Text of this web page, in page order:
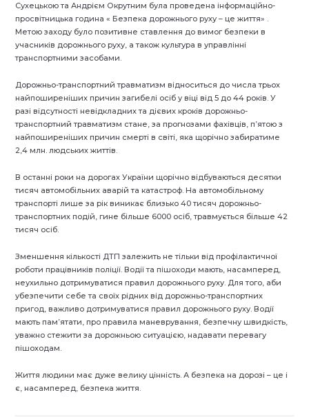
Сухецькою та Андрієм Окрутним була проведена інформаційно-
просвітницька година « Безпека дорожнього руху – це життя» .
Метою заходу було позитивне ставлення до вимог безпеки в
учасників дорожнього руху, а також культура в управлінні
транспортними засобами.
Дорожньо-транспортний травматизм відноситься до числа трьох
найпоширеніших причин загибелі осіб у віці від 5 до 44 років. У
разі відсутності невідкладних та дієвих кроків дорожньо-
транспортний травматизм стане, за прогнозами фахівців, п’ятою з
найпоширеніших причин смерті в світі, яка щорічно забиратиме
2,4 млн. людських життів.
В останні роки на дорогах України щорічно відбуваються десятки
тисяч автомобільних аварій та катастроф. На автомобільному
транспорті лише за рік виникає близько 40 тисяч дорожньо-
транспортних подій, гине більше 6000 осіб, травмується більше 42
тисяч осіб.
Зменшення кількості ДТП залежить не тільки від профілактичної
роботи працівників поліції. Водії та пішоходи мають, насамперед,
неухильно дотримуватися правил дорожнього руху. Для того, аби
убезпечити себе та своїх рідних від дорожньо-транспортних
пригод, важливо дотримуватися правил дорожнього руху. Водії
мають пам’ятати, про правила маневрування, безпечну швидкість,
уважно стежити за дорожньою ситуацією, надавати перевагу
пішоходам.
Життя людини має дуже велику цінність. А безпека на дорозі – це і
є, насамперед, безпека життя.